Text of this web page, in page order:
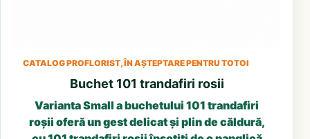
CATALOG PROFLORIST, ÎN AȘTEPTARE PENTRU TOTOI
Buchet 101 trandafiri rosii
Varianta Small a buchetului 101 trandafiri
roșii oferă un gest delicat și plin de căldură,